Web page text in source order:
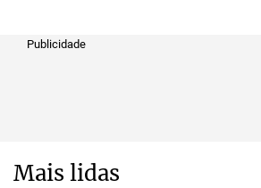
Publicidade
Mais lidas